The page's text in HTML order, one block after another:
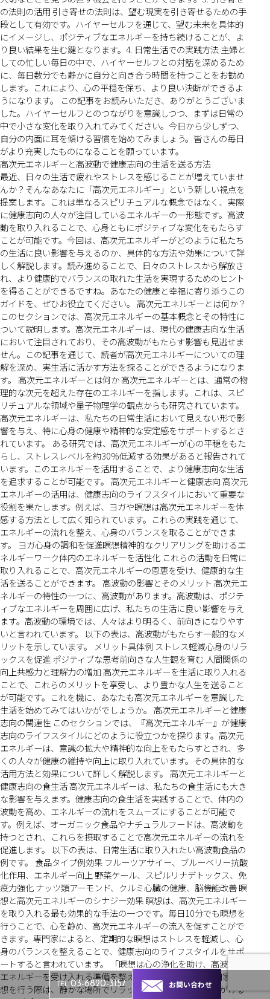
TEL 03-6820-3157 お問い合わせ
の法則の活用 引き寄せの法則は、望む現実を引き寄せるための手
段として有効です。ハイヤーセルフを通じて、望む未来を具体的
にイメージし、ポジティブなエネルギーを持ち続けることが、よ
り良い結果を生む鍵となります。4. 日常生活での実践方法 主婦と
しての忙しい毎日の中で、ハイヤーセルフとの対話を深めるため
に、毎日数分でも静かに自分と向き合う時間を持つことをお勧め
します。これにより、心の平穏を保ち、より良い決断ができるよ
うになります。 この記事をお読みいただき、ありがとうございま
した。ハイヤーセルフとのつながりを意識しつつ、まずは日常の
中で小さな変化を取り入れてみてください。今日から少しずつ、
自分の内面に耳を傾ける習慣を始めてみましょう。皆さんの毎日
がより充実したものになることを願っています。
高次元エネルギーと高波動で健康志向の生活を送る方法
最近、日々の生活で疲れやストレスを感じることが増えていませ
んか？そんなあなたに「高次元エネルギー」という新しい視点を
提案します。これは単なるスピリチュアルな概念ではなく、実際
に健康志向の人々が注目しているエネルギーの一形態です。高波
動を取り入れることで、心身ともにポジティブな変化をもたらす
ことが可能です。今回は、高次元エネルギーがどのように私たち
の生活に良い影響を与えるのか、具体的な方法や効果について詳
しく解説します。読み進めることで、日々のストレスから解放さ
れ、より健康的でバランスの取れた生活を実現するためのヒント
を得ることができるですね。あなたの健康と幸福に寄り添うこの
ガイドを、ぜひお役立てください。 高次元エネルギーとは何か？
このセクションでは、高次元エネルギーの基本概念とその特性に
ついて説明します。高次元エネルギーは、現代の健康志向な生活
において注目されており、その高波動がもたらす影響も見逃せま
せん。この記事を通じて、読者が高次元エネルギーについての理
解を深め、実生活に活かす方法を探ることができるようになりま
す。 高次元エネルギーとは何か 高次元エネルギーとは、通常の物
理的な次元を超えた存在のエネルギーを指します。これは、スピ
リチュアルな領域や量子物理学の観点からも研究されています。
高次元エネルギーは、私たちの日常生活において見えない形で影
響を与え、特に心身の健康や精神的な安定感をサポートするとさ
れています。 ある研究では、高次元エネルギーが心の平穏をもた
らし、ストレスレベルを約30%低減する効果があると報告されて
います。このエネルギーを活用することで、より健康志向な生活
を追求することが可能です。 高次元エネルギーと健康志向 高次元
エネルギーの活用は、健康志向のライフスタイルにおいて重要な
役割を果たします。例えば、ヨガや瞑想は高次元エネルギーを体
感する方法として広く知られています。これらの実践を通じて、
エネルギーの流れを整え、心身のバランスを取ることができま
す。 ヨガ心身の調和を促進瞑想精神的なクリアリングを助けるエ
ネルギーワーク体内のエネルギーを活性化 これらの活動を日常に
取り入れることで、高次元エネルギーの恩恵を受け、健康的な生
活を送ることができます。 高波動の影響とそのメリット 高次元エ
ネルギーの特性の一つに、高波動があります。高波動は、ポジテ
ィブなエネルギーを周囲に広げ、私たちの生活に良い影響を与え
ます。高波動の環境では、人々はより明るく、前向きになりやす
いと言われています。 以下の表は、高波動がもたらす一般的なメ
リットを示しています。 メリット具体例 ストレス軽減心身のリラ
ックスを促進 ポジティブな思考前向きな人生観を育む 人間関係の
向上共感力と理解力の増加 高次元エネルギーを生活に取り入れる
ことで、これらのメリットを享受し、より豊かな人生を送ること
が可能です。これを機に、あなたも高次元エネルギーを意識した
生活を始めてみてはいかがでしょうか。 高次元エネルギーと健康
志向の関連性 このセクションでは、『高次元エネルギー』が健康
志向のライフスタイルにどのように役立つかを探ります。高次元
エネルギーは、意識の拡大や精神的な向上をもたらすとされ、多
くの人々が健康の維持や向上に取り入れています。その具体的な
活用方法と効果について詳しく解説します。 高次元エネルギーと
健康志向の食生活 高次元エネルギーは、私たちの食生活にも大き
な影響を与えます。健康志向の食生活を実践することで、体内の
波動を高め、エネルギーの流れをスムーズにすることが可能で
す。例えば、オーガニック食品やナチュラルフードは、高波動を
持つとされ、これらを摂取することで高次元エネルギーの流れを
促進します。 以下の表は、日常生活に取り入れたい高波動食品の
例です。 食品タイプ例効果 フルーツアサイー、ブルーベリー抗酸
化作用、エネルギー向上 野菜ケール、スピルリナデトックス、免
疫力強化 ナッツ類アーモンド、クルミ心臓の健康、脳機能改善 瞑
想と高次元エネルギーのシナジー効果 瞑想は、高次元エネルギー
を取り入れる最も効果的な手法の一つです。毎日10分でも瞑想を
行うことで、心を静め、高次元エネルギーの流入を促すことがで
きます。専門家によると、定期的な瞑想はストレスを軽減し、心
身のバランスを整えることで、健康志向のライフスタイルをサポ
ートすると言われています。 「瞑想は心の浄化を助け、高波動の
エネルギーを受け入れる準備を整えます。」 — 瞑想の専門家 瞑
想を行う際は、静かな場所でリラックスし、深い呼吸を心がける